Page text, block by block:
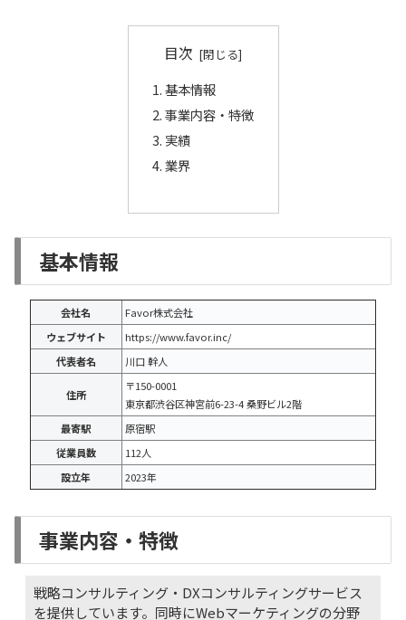
目次
基本情報
事業内容・特徴
実績
業界
基本情報
会社名
Favor株式会社
ウェブサイト
https://www.favor.inc/
代表者名
川口 幹人
住所
〒150-0001
東京都渋谷区神宮前6-23-4 桑野ビル2階
最寄駅
原宿駅
従業員数
112人
設立年
2023年
事業内容・特徴
戦略コンサルティング・DXコンサルティングサービス
を提供しています。同時にWebマーケティングの分野